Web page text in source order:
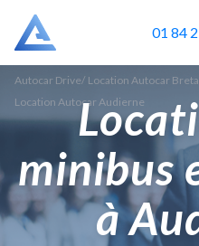
01 84
Autocar Drive/ Location Autocar
Location Autocar Audierne
minibus
à